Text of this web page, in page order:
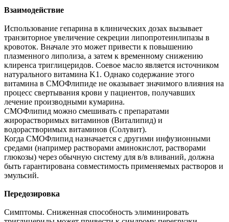
Взаимодействие
Использование гепарина в клинических дозах вызывает
транзиторное увеличение секреции липопротеинлипазы в
кровоток. Вначале это может привести к повышению
плазменного липолиза, а затем к временному снижению
клиренса триглицеридов. Соевое масло является источником
натурального витамина K1. Однако содержание этого
витамина в СМОФлипиде не оказывает значимого влияния на
процесс свертывания крови у пациентов, получавших
лечение производными кумарина.
СМОФлипид можно смешивать с препаратами
жирорастворимых витаминов (Виталипид) и
водорастворимых витаминов (Солувит).
Когда СМОФлипид назначается с другими инфузионными
средами (например растворами аминокислот, растворами
глюкозы) через обычную систему для в/в вливаний, должна
быть гарантирована совместимость применяемых растворов и
эмульсий.
Передозировка
Симптомы. Сниженная способность элиминировать